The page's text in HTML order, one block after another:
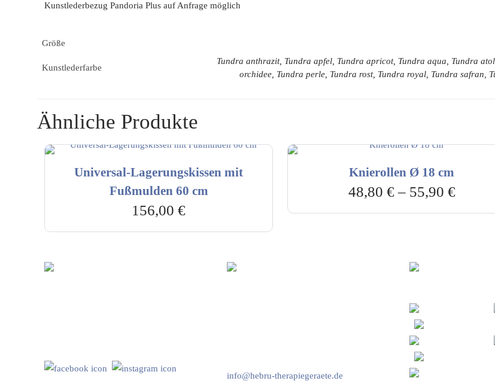
Kunstlederbezug Pandoria Plus auf Anfrage möglich
Größe
Kunstlederfarbe
Tundra anthrazit, Tundra apfel, Tundra apricot, Tundra aqua, Tundra
orchidee, Tundra perle, Tundra rost, Tundra royal, Tundra safran,
Ähnliche Produkte
Universal-Lagerungskissen mit
Fußmulden 60 cm
156,00€
Knierollen Ø 18 cm
48,80 €– 55,90 €
info@hebru-therapiegeraete.de